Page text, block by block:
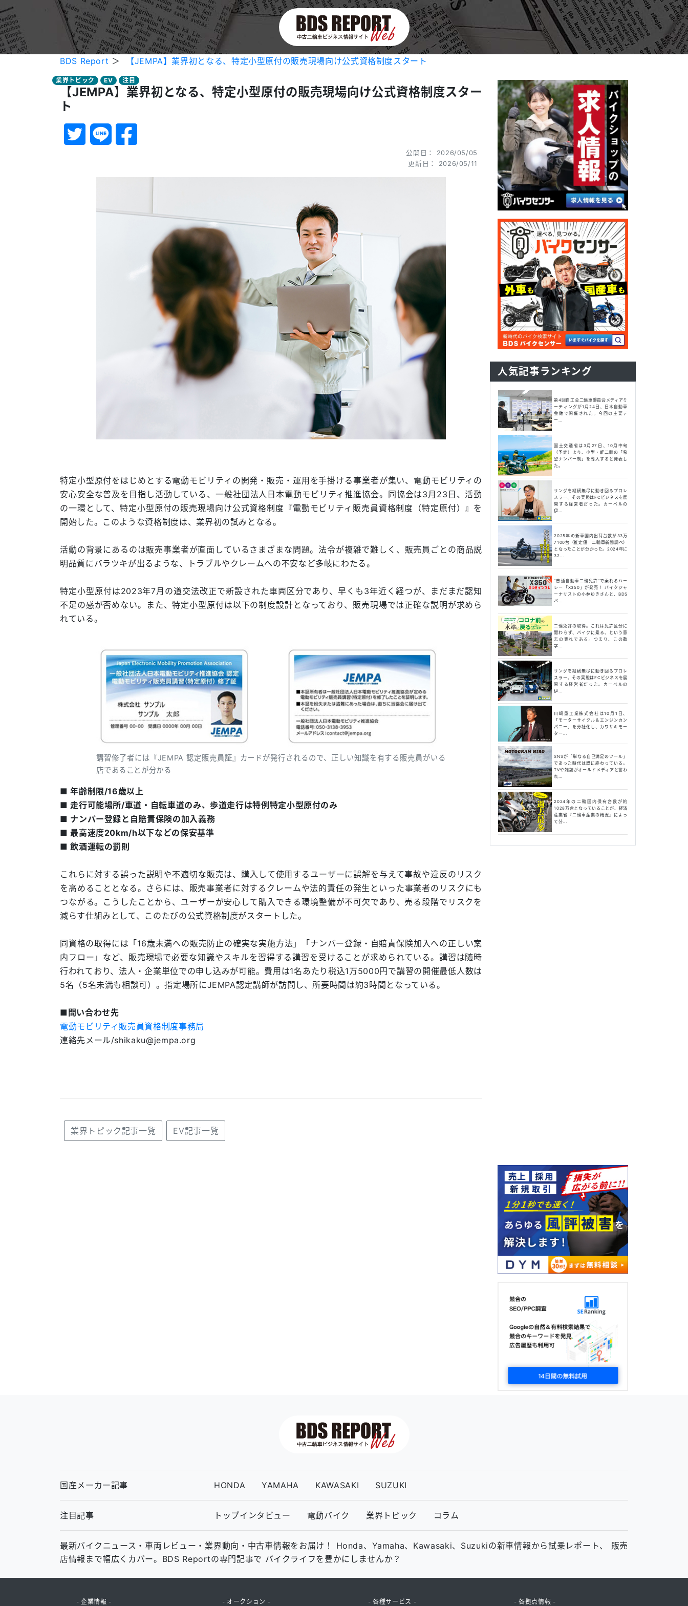
BDS Report ＞ 【JEMPA】業界初となる、特定小型原付の販売現場向け公式資格制度スタート
業界トピック EV 注目
【JEMPA】業界初となる、特定小型原付の販売現場向け公式資格制度スター
ト
公開日： 2026/05/05
更新日： 2026/05/11
特定小型原付をはじめとする電動モビリティの開発・販売・運用を手掛ける事業者が集い、電動モビリティの
安心安全な普及を目指し活動している、一般社団法人日本電動モビリティ推進協会。同協会は3月23日、活動
の一環として、特定小型原付の販売現場向け公式資格制度『電動モビリティ販売員資格制度（特定原付）』を
開始した。このような資格制度は、業界初の試みとなる。
活動の背景にあるのは販売事業者が直面しているさまざまな問題。法令が複雑で難しく、販売員ごとの商品説
明品質にバラツキが出るような、トラブルやクレームへの不安など多岐にわたる。
特定小型原付は2023年7月の道交法改正で新設された車両区分であり、早くも3年近く経つが、まだまだ認知
不足の感が否めない。また、特定小型原付は以下の制度設計となっており、販売現場では正確な説明が求めら
れている。
講習修了者には『JEMPA 認定販売員証』カードが発行されるので、正しい知識を有する販売員がいる
店であることが分かる
■ 年齢制限/16歳以上
■ 走行可能場所/車道・自転車道のみ、歩道走行は特例特定小型原付のみ
■ ナンバー登録と自賠責保険の加入義務
■ 最高速度20km/h以下などの保安基準
■ 飲酒運転の罰則
これらに対する誤った説明や不適切な販売は、購入して使用するユーザーに誤解を与えて事故や違反のリスク
を高めることとなる。さらには、販売事業者に対するクレームや法的責任の発生といった事業者のリスクにも
つながる。こうしたことから、ユーザーが安心して購入できる環境整備が不可欠であり、売る段階でリスクを
減らす仕組みとして、このたびの公式資格制度がスタートした。
同資格の取得には「16歳未満への販売防止の確実な実施方法」「ナンバー登録・自賠責保険加入への正しい案
内フロー」など、販売現場で必要な知識やスキルを習得する講習を受けることが求められている。講習は随時
行われており、法人・企業単位での申し込みが可能。費用は1名あたり税込1万5000円で講習の開催最低人数は
5名（5名未満も相談可）。指定場所にJEMPA認定講師が訪問し、所要時間は約3時間となっている。
■問い合わせ先
電動モビリティ販売員資格制度事務局
連絡先メール/shikaku@jempa.org
業界トピック記事一覧 EV記事一覧
人気記事ランキング
第4回自工会二輪車委員会メディアミ
ーティングが1月24日、日本自動車
会館で開催された。今回の主要テ
ー...
国土交通省は3月27日、10月中旬
（予定）より、小型・軽二輪の「希
望ナンバー制」を導入すると発表し
た。
リングを縦横無尽に動き回るプロレ
スラー。その実態はFCビジネスを展
開する経営者だった。カーベルの
伊...
2025年の新車国内出荷台数が33万
7100台（推定値 二輪車新聞調べ）
となったことが分かった。2024年に
32...
“普通自動車二輪免許”で乗れるハー
レー「X350」が発売！ バイクジャ
ーナリストの小林ゆきさんと、BDS
バ...
二輪免許の取得。これは免許区分に
関わらず、バイクに乗る、という意
志の表れである。つまり、この数
字...
リングを縦横無尽に動き回るプロレ
スラー。その実態はFCビジネスを展
開する経営者だった。カーベルの
伊...
川崎重工業株式会社は10月1日、
「モーターサイクル＆エンジンカン
パニー」を分社化し、カワサキモー
ター...
SNSが「単なる自己満足のツール」
であった時代は既に終わっている。
TVや雑誌がオールドメディアと言わ
れ...
2024年の二輪国内保有台数が約
1028万台となっていることが、経済
産業省『二輪車産業の概況』によっ
て分...
国産メーカー記事 HONDA YAMAHA KAWASAKI SUZUKI
注目記事 トップインタビュー 電動バイク 業界トピック コラム
最新バイクニュース・車両レビュー・業界動向・中古車情報をお届け！ Honda、Yamaha、Kawasaki、Suzukiの新車情報から試乗レポート、 販売
店情報まで幅広くカバー。BDS Reportの専門記事で バイクライフを豊かにしませんか？
- 企業情報 - - オークション - - 各種サービス - - 各拠点情報 -